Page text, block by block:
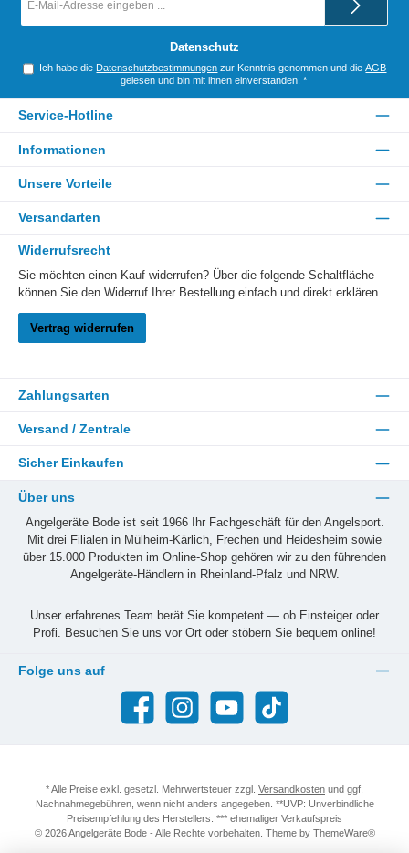
Mail-
Datenschutz
Ich habe die Datenschutzbestimmungen zur Kenntnis genommen und dieAGB
gelesen und bin mit ihnen einverstanden. *
Service-Hotline
Informationen
Unsere Vorteile
Versandarten
Widerrufsrecht
Sie möchten einen Kauf widerrufen? Über die folgende Schaltfläche
können Sie den Widerruf Ihrer Bestellung einfach und direkt erklären.
Vertrag widerrufen
Zahlungsarten
Versand / Zentrale
Sicher Einkaufen
Über uns
Angelgeräte Bode ist seit 1966 Ihr Fachgeschäft für den Angelsport.
Mit drei Filialen in Mülheim-Kärlich, Frechen und Heidesheim sowie
über 15.000 Produkten im Online-Shop gehören wir zu den führenden
Angelgeräte-Händlern in Rheinland-Pfalz und NRW.
Unser erfahrenes Team berät Sie kompetent — ob Einsteiger oder
Profi. Besuchen Sie uns vor Ort oder stöbern Sie bequem online!
Folge uns auf
Facebook Instagram YouTube TikTok
* Alle Preise exkl. gesetzl. Mehrwertsteuer zzgl. Versandkosten und ggf.
Nachnahmegebühren, wenn nicht anders angegeben. **UVP: Unverbindliche
Preisempfehlung des Herstellers. *** ehemaliger Verkaufspreis
© 2026 Angelgeräte Bode - Alle Rechte vorbehalten. Theme by ThemeWare®